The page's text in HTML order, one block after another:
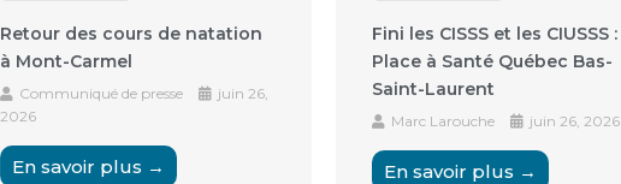
Retour des cours de natation
à Mont-Carmel
Communiqué de presse
juin 26,
2026
En savoir plus →
Fini les CISSS et les CIUSSS :
Place à Santé Québec Bas-
Saint-Laurent
Marc Larouche juin 26, 2026
En savoir plus →